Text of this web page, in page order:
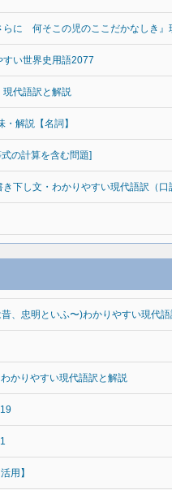
らに 何そこの児のここだかなしき』
い世界史用語2077
現代語訳と解説
解説【名詞】
の計算を含む問題]
下し文・わかりやすい現代語訳（口
、忠明といふ〜)わかりやすい現代
かりやすい現代語訳と解説
用】